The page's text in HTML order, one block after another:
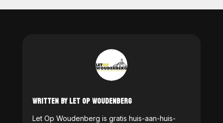
WRITTEN BY LET OP WOUDENBERG
Let Op Woudenberg is gratis huis-aan-huis-